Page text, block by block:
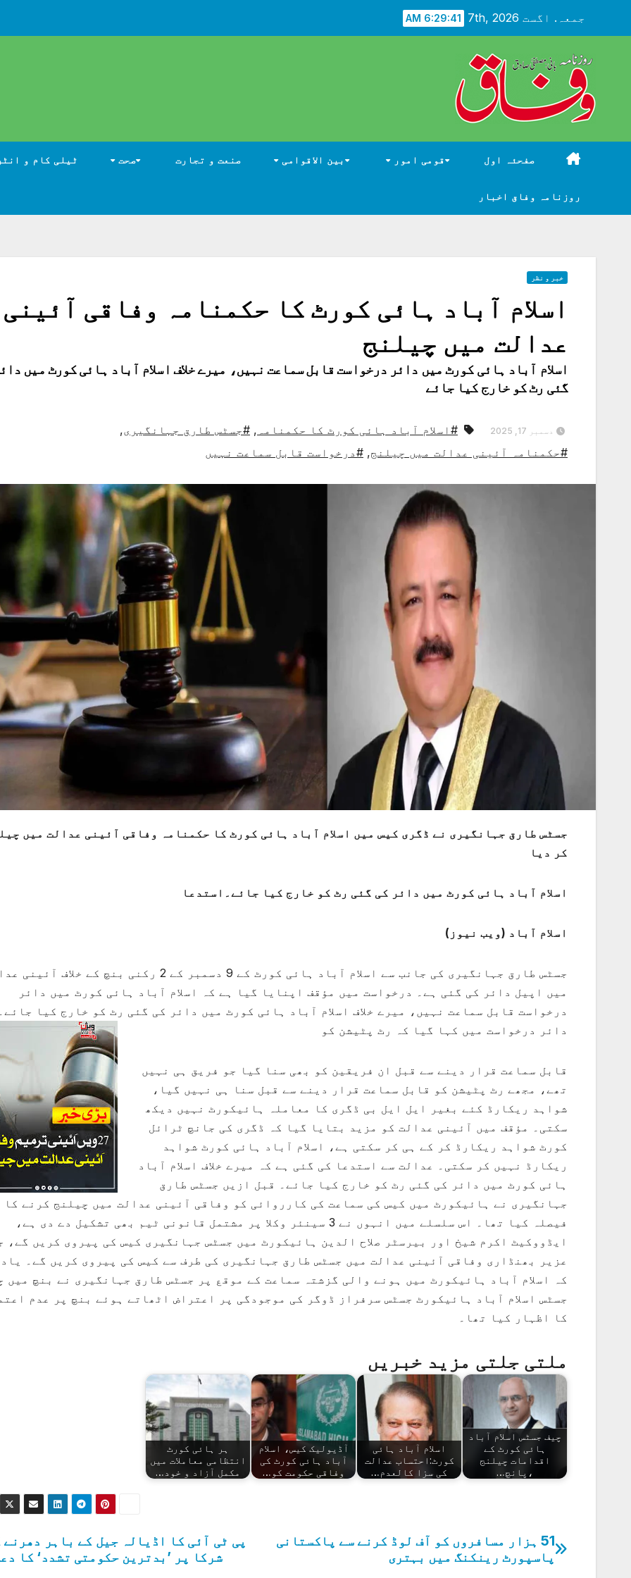
جمعہ. اگست 7th, 2026 6:29:43 AM
صفحئہ اول قومی امور بین الاقوامی صنعت و تجارت صحت ٹیلی کام و
روزنامہ وفاق اخبار
خبر و نظر
اسلام آباد ہائی کورٹ کا حکمنامہ وفاقی آئینی
عدالت میں چیلنج
اسلام آباد ہائی کورٹ میں دائر درخواست قابل سماعت نہیں، میرے خلاف اسلام آباد ہائی کورٹ میں
گئی رٹ کو خارج کیا جائے
دسمبر 17, 2025 #اسلام آباد ہائی کورٹ کا حکمنامہ , #جسٹس طارق جہانگیری,
#حکمنامہ آئینی عدالت میں چیلنج, #درخواست قابل سماعت نہیں
جسٹس طارق جہانگیری نے ڈگری کیس میں اسلام آباد ہائی کورٹ کا حکمنامہ وفاقی آئینی عدالت میں
کر دیا
اسلام آباد ہائی کورٹ میں دائر کی گئی رٹ کو خارج کیا جائے۔استدعا
اسلام آباد (ویب نیوز)
جسٹس طارق جہانگیری کی جانب سے اسلام آباد ہائی کورٹ کے 9 دسمبر کے 2 رکنی بنچ کے خلاف
میں اپیل دائر کی گئی ہے۔ درخواست میں مؤقف اپنایا گیا ہے کہ اسلام آباد ہائی کورٹ میں دائر
درخواست قابل سماعت نہیں، میرے خلاف اسلام آباد ہائی کورٹ میں دائر کی گئی رٹ کو خارج کیا جائے۔
دائر درخواست میں کہا گیا کہ رٹ پٹیشن کو
قابل سماعت قرار دینے سے قبل ان فریقین کو بھی سنا گیا جو فریق ہی نہیں
تھے، مجھے رٹ پٹیشن کو قابل سماعت قرار دینے سے قبل سنا ہی نہیں گیا،
شواہد ریکارڈ کئے بغیر ایل ایل بی ڈگری کا معاملہ ہائیکورٹ نہیں دیکھ
سکتی۔ مؤقف میں آئینی عدالت کو مزید بتایا گیا کہ ڈگری کی جانچ ٹرائل
کورٹ شواہد ریکارڈ کر کے ہی کر سکتی ہے، اسلام آباد ہائی کورٹ شواہد
ریکارڈ نہیں کر سکتی۔ عدالت سے استدعا کی گئی ہے کہ میرے خلاف اسلام آباد
ہائی کورٹ میں دائر کی گئی رٹ کو خارج کیا جائے۔ قبل ازیں جسٹس طارق
جہانگیری نے ہائیکورٹ میں کیس کی سماعت کی کارروائی کو وفاقی آئینی عدالت میں چیلنج کرنے کا
فیصلہ کیا تھا۔ اس سلسلے میں انہوں نے 3 سینئر وکلا پر مشتمل قانونی ٹیم بھی تشکیل دے دی ہے،
ایڈووکیٹ اکرم شیخ اور بیرسٹر صلاح الدین ہائیکورٹ میں جسٹس جہانگیری کیس کی پیروی کریں گے،
عزیر بھنڈاری وفاقی آئینی عدالت میں جسٹس طارق جہانگیری کی طرف سے کیس کی پیروی کریں گے۔
کہ اسلام آباد ہائیکورٹ میں ہونے والی گزشتہ سماعت کے موقع پر جسٹس طارق جہانگیری نے بنچ میں
جسٹس اسلام آباد ہائیکورٹ جسٹس سرفراز ڈوگر کی موجودگی پر اعتراض اٹھاتے ہوئے بنچ پر عدم
کا اظہار کیا تھا۔
ملتی جلتی مزید خبریں
چیف جسٹس اسلام آباد
ہائی کورٹ کے
اقدامات چیلنج
،پانچ…
اسلام آباد ہائی
کورٹ:احتساب عدالت
کی سزا کالعدم…
آڈیولیک کیس، اسلام
آباد ہائی کورٹ کی
وفاقی حکومت کو…
ہر ہائی کورٹ
انتظامی معاملات میں
مکمل آزاد و خود…
پوسٹوں
پی ٹی آئی کا اڈیالہ جیل کے باہر دھرنے
شرکا پر ’بدترین حکومتی تشدد‘ کا
51 ہزار مسافروں کو آف لوڈ کرنے سے پاکستانی
پاسپورٹ رینکنگ میں بہتری